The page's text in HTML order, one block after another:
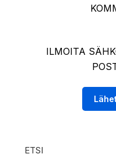
ILMOITA
ETSI